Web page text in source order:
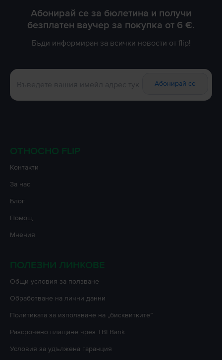
Абонирай се за бюлетина и получи
безплатен ваучер за покупка от 6 €.
Бъди информиран за всички новости от flip!
Абонирай се
ОТНОСНО FLIP
Контакти
За нас
Блог
Помощ
Мнения
ПОЛЕЗНИ ЛИНКОВЕ
Oбщи условия за ползване
Oбработване на лични данни
Политиката за използване на „бисквитките”
Разсрочено плащане чрез TBI Bank
Условия за удължена гаранция